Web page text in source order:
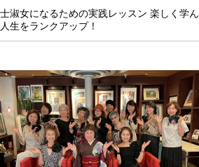
淑女になるための実践レッスン 楽しく学ん
生をランクアップ！